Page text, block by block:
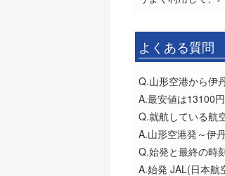
よくある質問
Q.山形空港から伊
A.最安値は13100
Q.就航している航
A.山形空港発～伊
Q.始発と最終の時
A.始発 JAL(日本航